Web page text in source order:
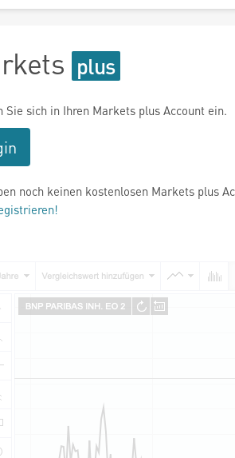
Sie sich in Ihren Markets plus Account ein.
noch keinen kostenlosen Markets plus